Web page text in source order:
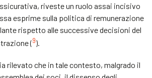
riveste un ruolo assai incisivo
esprime sulla politica di remunerazione
rispetto alle successive decisioni del
(9).
rilevato che in tale contesto, malgrado il